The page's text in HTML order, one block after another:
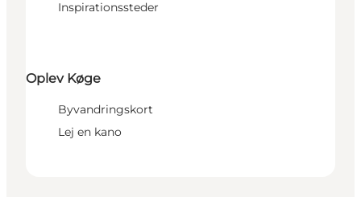
Inspirationssteder
Oplev Køge
Byvandringskort
Lej en kano